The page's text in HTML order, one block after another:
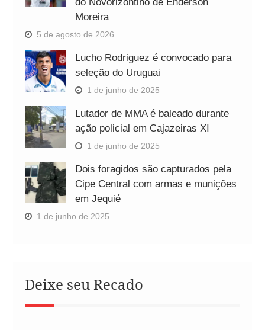
Moreira
5 de agosto de 2026
Lucho Rodriguez é convocado para
seleção do Uruguai
1 de junho de 2025
Lutador de MMA é baleado durante
ação policial em Cajazeiras XI
1 de junho de 2025
Dois foragidos são capturados pela
Cipe Central com armas e munições
em Jequié
1 de junho de 2025
Deixe seu Recado